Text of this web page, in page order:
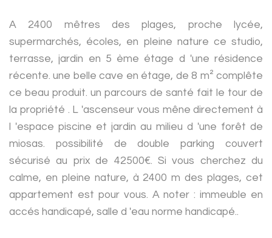
A 2400 mêtres des plages, proche lycée,
supermarchés, écoles, en pleine nature ce studio,
terrasse, jardin en 5 ème étage d 'une résidence
récente. une belle cave en étage, de 8 m² complête
ce beau produit. un parcours de santé fait le tour de
la propriété . L 'ascenseur vous mêne directement à
l 'espace piscine et jardin au milieu d 'une forêt de
miosas. possibilité de double parking couvert
sécurisé au prix de 42500€. Si vous cherchez du
calme, en pleine nature, à 2400 m des plages, cet
appartement est pour vous. A noter : immeuble en
accés handicapé, salle d 'eau norme handicapé..